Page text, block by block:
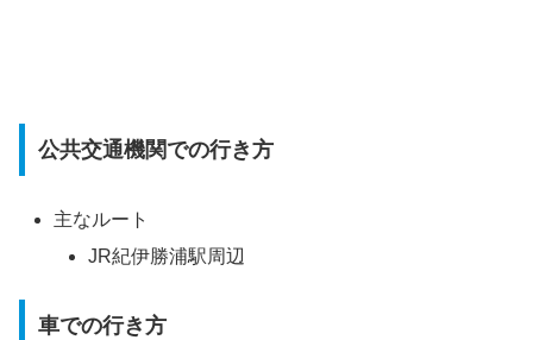
公共交通機関での行き方
主なルート
JR紀伊勝浦駅周辺
車での行き方